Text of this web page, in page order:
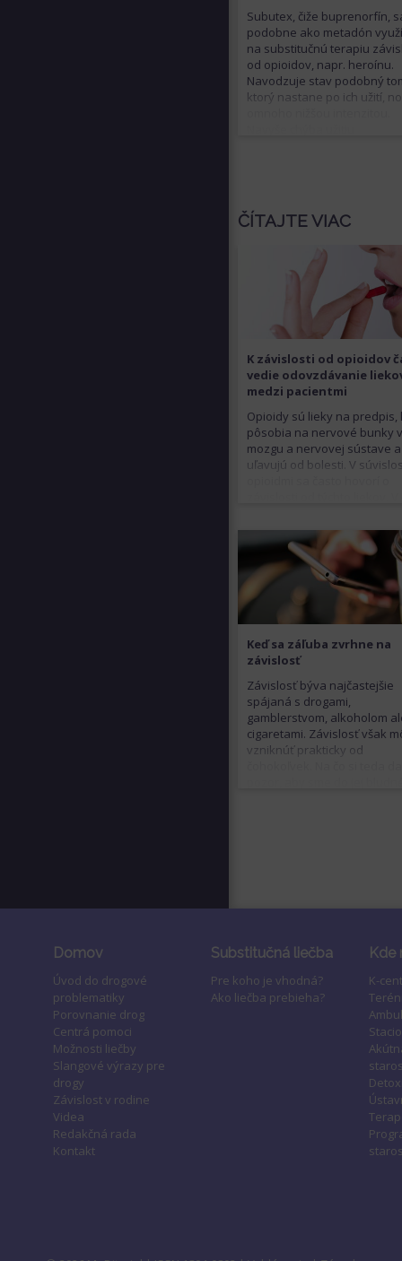
Subutex, čiže buprenorfín,
podobne ako metadón
na substitučnú terapiu
od opioidov, napr. heroínu.
Navodzuje stav podobný
ktorý nastane po ich užití,
rozpustiť pod jazykom.
účinky súvisia s
príznakmi a zahŕňajú
úzkosť či agitovanosť, ale
zápchu. Rovnako ako
opioidy môže byť Subutex
zneužívaný. Tiež je
keď v menšej miere.
ČÍTAJTE VIAC
K závislosti od opioidov
vedie odovzdávanie
medzi pacientmi
Opioidy sú lieky na predpis,
pôsobia na nervové bunky
mozgu a nervovej sústave a
uľavujú od bolesti. V
závislosťou najviac
Keď sa záľuba zvrhne na
závislosť
Závislosť býva najčastejšie
spájaná s drogami,
gamblerstvom, alkoholom
cigaretami. Závislosť však
vzniknúť prakticky od
Domov
Úvod do drogové
problematiky
Porovnanie drog
Centrá pomoci
Možnosti liečby
Slangové výrazy pre
drogy
Závislost v rodine
Videa
Redakčná rada
Kontakt
Substitučná liečba
Pre koho je vhodná?
Ako liečba prebieha?
Kde
K-